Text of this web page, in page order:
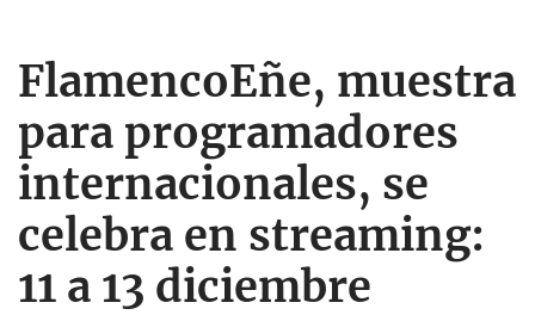
FlamencoEñe, muestra
para programadores
internacionales, se
celebra en streaming:
11 a 13 diciembre